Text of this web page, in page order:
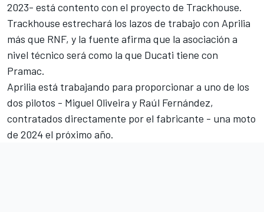
2023- está contento con el proyecto de Trackhouse.
Trackhouse estrechará los lazos de trabajo con Aprilia
más que RNF, y la fuente afirma que la asociación a
nivel técnico será como la que Ducati tiene con
Pramac.
Aprilia está trabajando para proporcionar a uno de los
dos pilotos - Miguel Oliveira y Raúl Fernández,
contratados directamente por el fabricante - una moto
de 2024 el próximo año.